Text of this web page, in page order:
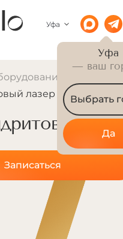
Уфа
Уфа
— ваш
Выбрать
Да
лазер
Записаться